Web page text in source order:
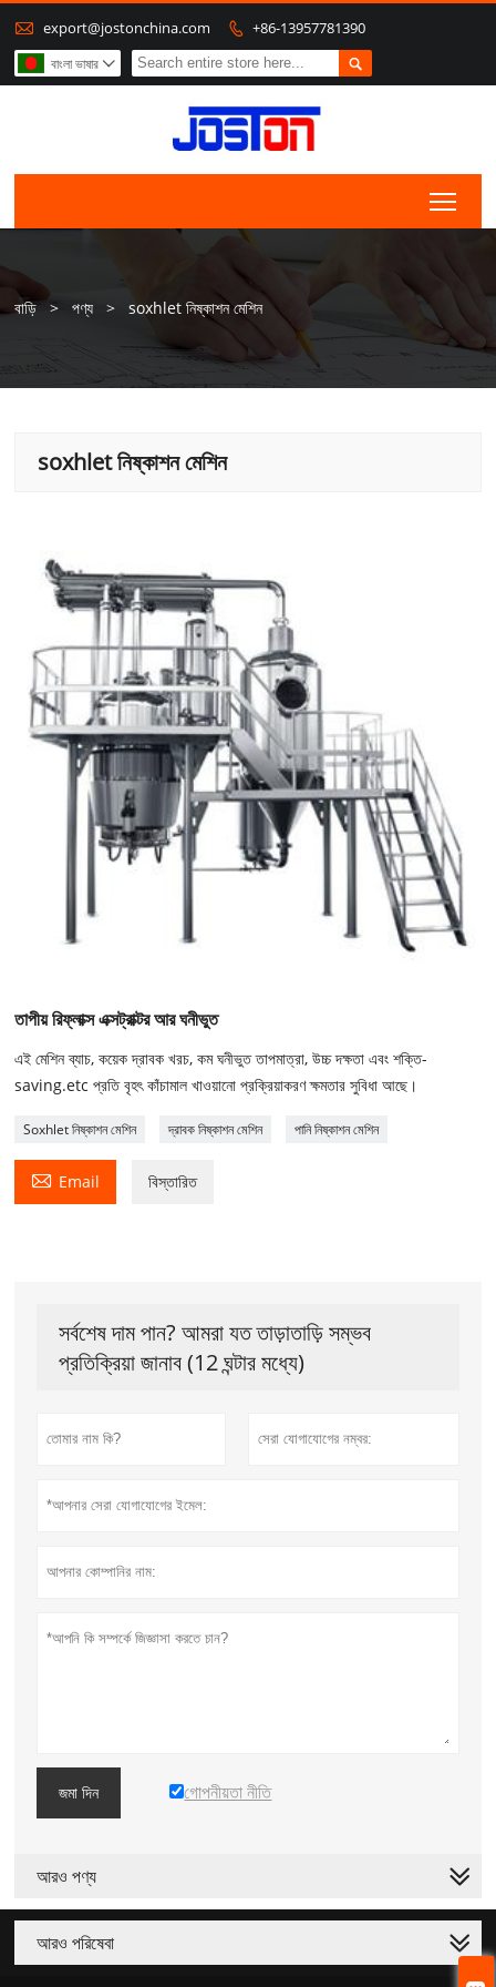
 export@jostonchina.com  +86-13957781390

বাংলা ভাষার 
বাড়ি > পণ্য > soxhlet নিষ্কাশন মেশিন
soxhlet নিষ্কাশন মেশিন
তাপীয় রিফ্লাক্স এক্সট্রাক্টর আর ঘনীভুত
এই মেশিন ব্যাচ, কয়েক দ্রাবক খরচ, কম ঘনীভুত তাপমাত্রা, উচ্চ দক্ষতা এবং শক্তি-
saving.etc প্রতি বৃহৎ কাঁচামাল খাওয়ানো প্রক্রিয়াকরণ ক্ষমতার সুবিধা আছে।
Soxhlet নিষ্কাশন মেশিন দ্রাবক নিষ্কাশন মেশিন পানি নিষ্কাশন মেশিন
 Email বিস্তারিত
সর্বশেষ দাম পান? আমরা যত তাড়াতাড়ি সম্ভব
প্রতিক্রিয়া জানাব (12 ঘন্টার মধ্যে)
জমা দিন গোপনীয়তা নীতি
আরও পণ্য
আরও পরিষেবা